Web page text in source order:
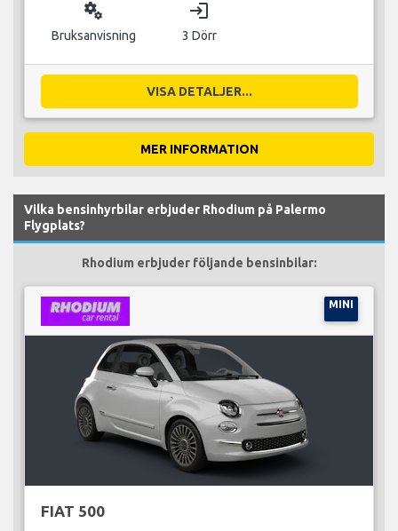
miscellaneous_services
Bruksanvisning
login
3 Dörr
VISA DETALJER...
MER INFORMATION
Vilka bensinhyrbilar erbjuder Rhodium på Palermo
Flygplats?
Rhodium erbjuder följande bensinbilar:
MINI
FIAT 500